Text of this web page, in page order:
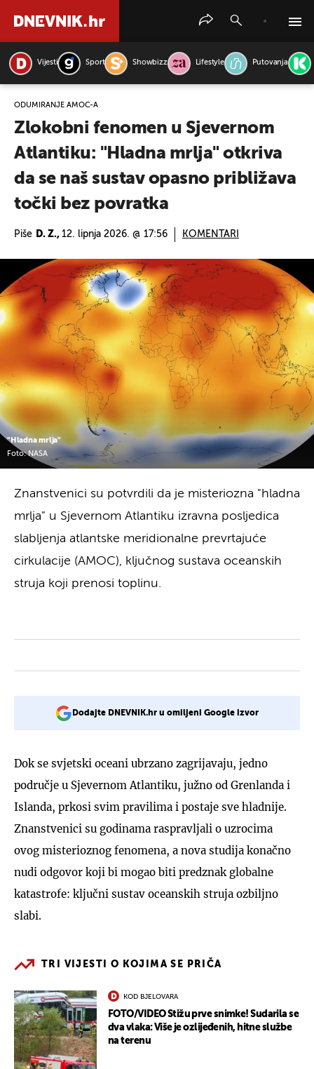
Vijesti Sport Showbizz Lifestyle Putovanja
ODUMIRANJE AMOC-A
Zlokobni fenomen u Sjevernom
Atlantiku: "Hladna mrlja" otkriva
da se naš sustav opasno približava
točki bez povratka
Piše D. Z., 12. lipnja 2026. @ 17:56 KOMENTARI
"Hladna mrlja"
Foto: NASA
Znanstvenici su potvrdili da je misteriozna "hladna
mrlja" u Sjevernom Atlantiku izravna posljedica
slabljenja atlantske meridionalne prevrtajuće
cirkulacije (AMOC), ključnog sustava oceanskih
struja koji prenosi toplinu.
Dodajte DNEVNIK.hr u omiljeni Google izvor
Dok se svjetski oceani ubrzano zagrijavaju, jedno
područje u Sjevernom Atlantiku, južno od Grenlanda i
Islanda, prkosi svim pravilima i postaje sve hladnije.
Znanstvenici su godinama raspravljali o uzrocima
ovog misterioznog fenomena, a nova studija konačno
nudi odgovor koji bi mogao biti predznak globalne
katastrofe: ključni sustav oceanskih struja ozbiljno
slabi.
TRI VIJESTI O KOJIMA SE PRIČA
KOD BJELOVARA
FOTO/VIDEO Stižu prve snimke! Sudarila se
dva vlaka: Više je ozlijeđenih, hitne službe
na terenu
PRETRAŽITE VIJESTI